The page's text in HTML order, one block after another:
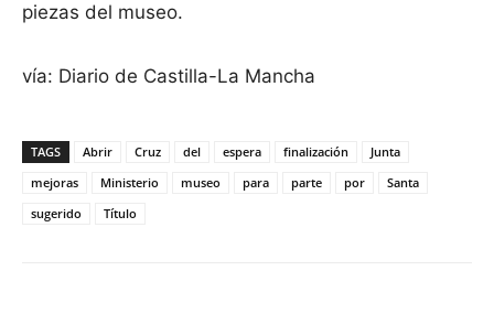
piezas del museo.
vía: Diario de Castilla-La Mancha
TAGS Abrir Cruz del espera finalización
Junta
mejoras
Ministerio museo para parte por
Santa
sugerido
Título